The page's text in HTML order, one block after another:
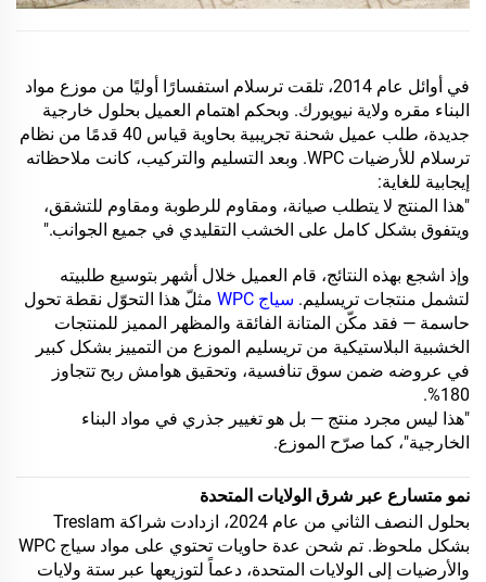
في أوائل عام 2014، تلقت ترسلام استفسارًا أوليًا من موزع مواد
البناء مقره ولاية نيويورك. وبحكم اهتمام العميل بحلول خارجية
جديدة، طلب عميل شحنة تجريبية بحاوية قياس 40 قدمًا من نظام
ترسلام للأرضيات WPC. وبعد التسليم والتركيب، كانت ملاحظاته
إيجابية للغاية:
"هذا المنتج لا يتطلب صيانة، ومقاوم للرطوبة ومقاوم للتشقق،
ويتفوق بشكل كامل على الخشب التقليدي في جميع الجوانب."
وإذ اشجع بهذه النتائج، قام العميل خلال أشهر بتوسيع طلبيته
لتشمل منتجات تريسليم. سياج WPC
مثلّ هذا التحوّل نقطة تحول
حاسمة — فقد مكّن المتانة الفائقة والمظهر المميز للمنتجات
الخشبية البلاستيكية من تريسليم الموزع من التمييز بشكل كبير
في عروضه ضمن سوق تنافسية، وتحقيق هوامش ربح تتجاوز
180%.
"هذا ليس مجرد منتج — بل هو تغيير جذري في مواد البناء
الخارجية"، كما صرّح الموزع.
نمو متسارع عبر شرق الولايات المتحدة
بحلول النصف الثاني من عام 2024، ازدادت شراكة Treslam
بشكل ملحوظ. تم شحن عدة حاويات تحتوي على مواد سياج WPC
والأرضيات إلى الولايات المتحدة، دعماً لتوزيعها عبر ستة ولايات